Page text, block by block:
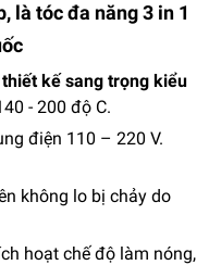
là tóc đa năng 3 in 1
kế sang trọng kiểu
- 200 độ C.
điện 110 – 220 V.
không lo bị chảy do
hoạt chế độ làm nóng,